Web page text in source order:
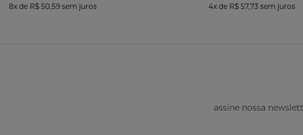
8xde R$ 50,59sem juros 4xde R$ 57,73 sem juros
assine nossa